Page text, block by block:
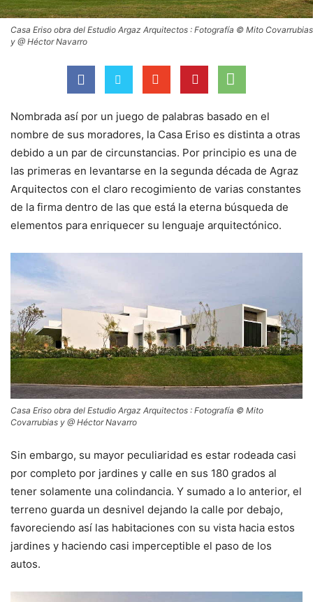
Casa Eriso obra del Estudio Argaz Arquitectos : Fotografía © Mito Covarrubias
y @ Héctor Navarro
Nombrada así por un juego de palabras basado en el
nombre de sus moradores, la Casa Eriso es distinta a otras
debido a un par de circunstancias. Por principio es una de
las primeras en levantarse en la segunda década de Agraz
Arquitectos con el claro recogimiento de varias constantes
de la firma dentro de las que está la eterna búsqueda de
elementos para enriquecer su lenguaje arquitectónico.
Casa Eriso obra del Estudio Argaz Arquitectos : Fotografía © Mito
Covarrubias y @ Héctor Navarro
Sin embargo, su mayor peculiaridad es estar rodeada casi
por completo por jardines y calle en sus 180 grados al
tener solamente una colindancia. Y sumado a lo anterior, el
terreno guarda un desnivel dejando la calle por debajo,
favoreciendo así las habitaciones con su vista hacia estos
jardines y haciendo casi imperceptible el paso de los
autos.